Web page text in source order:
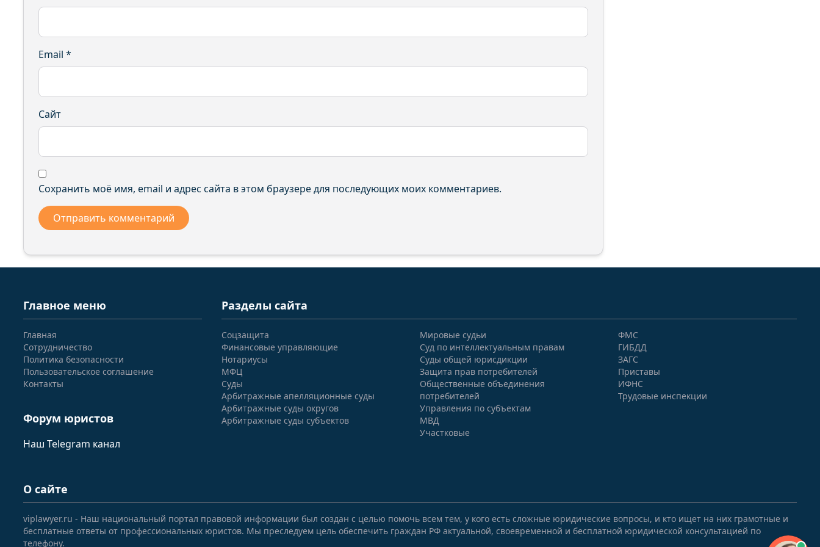
Email *
Сайт
Сохранить моё имя, email и адрес сайта в этом браузере для последующих моих комментариев.
Главное меню
Главная
Сотрудничество
Политика безопасности
Пользовательское соглашение
Контакты
Форум юристов
Наш Telegram канал
Разделы сайта
Соцзащита
Финансовые управляющие
Нотариусы
МФЦ
Суды
Арбитражные апелляционные суды
Арбитражные суды округов
Арбитражные суды субъектов
Мировые судьи
Суд по интеллектуальным правам
Суды общей юрисдикции
Защита прав потребителей
Общественные объединения
потребителей
Управления по субъектам
МВД
Участковые
ФМС
ГИБДД
ЗАГС
Приставы
ИФНС
Трудовые инспекции
О сайте
viplawyer.ru - Наш национальный портал правовой информации был создан с целью помочь всем тем, у кого есть сложные юридические вопросы, и кто ищет на них грамотные и
бесплатные ответы от профессиональных юристов. Мы преследуем цель обеспечить граждан РФ актуальной, своевременной и бесплатной юридической консультацией по
телефону.